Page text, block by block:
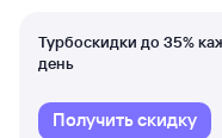
Турбоскидки до 35%
день
Получить скидку